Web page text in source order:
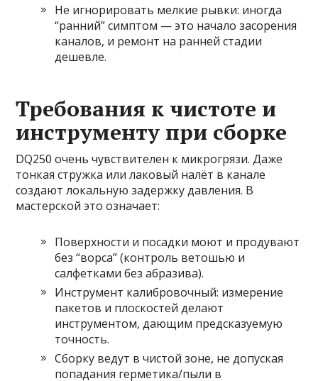
Не игнорировать мелкие рывки: иногда
“ранний” симптом — это начало засорения
каналов, и ремонт на ранней стадии
дешевле.
Требования к чистоте и
инструменту при сборке
DQ250 очень чувствителен к микрогрязи. Даже
тонкая стружка или лаковый налёт в канале
создают локальную задержку давления. В
мастерской это означает:
Поверхности и посадки моют и продувают
без “ворса” (контроль ветошью и
салфетками без абразива).
Инструмент калибровочный: измерение
пакетов и плоскостей делают
инструментом, дающим предсказуемую
точность.
Сборку ведут в чистой зоне, не допуская
попадания герметика/пыли в